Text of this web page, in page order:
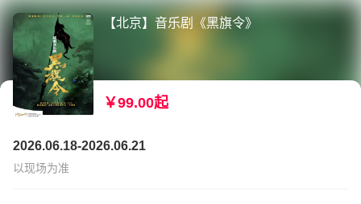
【北京】音乐剧《黑旗令》
￥99.00起
2026.06.18-2026.06.21
以现场为准